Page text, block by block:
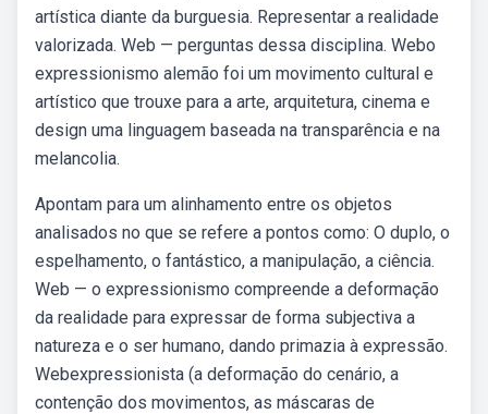
artística diante da burguesia. Representar a realidade
valorizada. Web — perguntas dessa disciplina. Webo
expressionismo alemão foi um movimento cultural e
artístico que trouxe para a arte, arquitetura, cinema e
design uma linguagem baseada na transparência e na
melancolia.
Apontam para um alinhamento entre os objetos
analisados no que se refere a pontos como: O duplo, o
espelhamento, o fantástico, a manipulação, a ciência.
Web — o expressionismo compreende a deformação
da realidade para expressar de forma subjectiva a
natureza e o ser humano, dando primazia à expressão.
Webexpressionista (a deformação do cenário, a
contenção dos movimentos, as máscaras de